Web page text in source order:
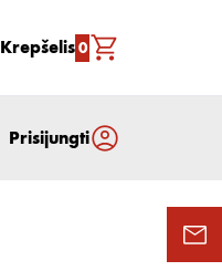
Krepšelis0
Prisijungti